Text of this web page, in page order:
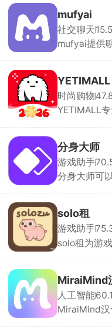
mufyai
社交聊天
mufyai提供
粮，猫罐头
用于创建角
就是主角，
一个完全沉
YETIMALL
时尚购物
YETIMALL
周边产品，
类详细，能
商品一起购
签名礼物免
分身大师
游戏助手
分身大师可
时在线。分
时，官方强
安全。
solo租
游戏助手
solo租为游
高端账号的
多种租赁模
时租赁或长
笔订单都有
MiraiMind
人工智能
MiraiMind汉